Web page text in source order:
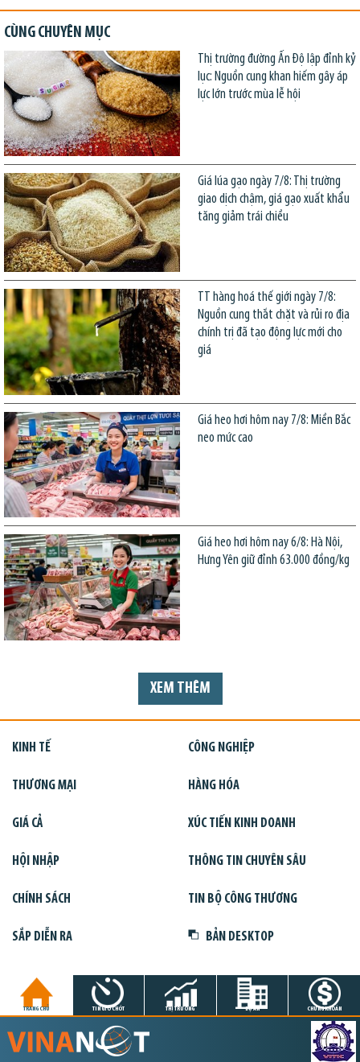
CÙNG CHUYÊN MỤC
Thị trường đường Ấn Độ lập đỉnh kỷ
lục: Nguồn cung khan hiếm gây áp
lực lớn trước mùa lễ hội
Giá lúa gạo ngày 7/8: Thị trường
giao dịch chậm, giá gạo xuất khẩu
tăng giảm trái chiều
TT hàng hoá thế giới ngày 7/8:
Nguồn cung thắt chặt và rủi ro địa
chính trị đã tạo động lực mới cho
giá
Giá heo hơi hôm nay 7/8: Miền Bắc
neo mức cao
Giá heo hơi hôm nay 6/8: Hà Nội,
Hưng Yên giữ đỉnh 63.000 đồng/kg
XEM THÊM
KINH TẾ CÔNG NGHIỆP
THƯƠNG MẠI HÀNG HÓA
GIÁ CẢ XÚC TIẾN KINH DOANH
HỘI NHẬP THÔNG TIN CHUYÊN SÂU
CHÍNH SÁCH TIN BỘ CÔNG THƯƠNG
SẮP DIỄN RA BẢN DESKTOP
TRANG CHỦ TIN GIỜ CHÓT THỊ TRƯỜNG DỰ ÁN CHỨNG KHOÁN